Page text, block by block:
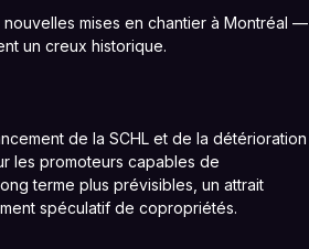
mises en chantier à Montréal —
un creux historique.
de la SCHL et de la détérioration
les promoteurs capables de
terme plus prévisibles, un attrait
spéculatif de copropriétés.